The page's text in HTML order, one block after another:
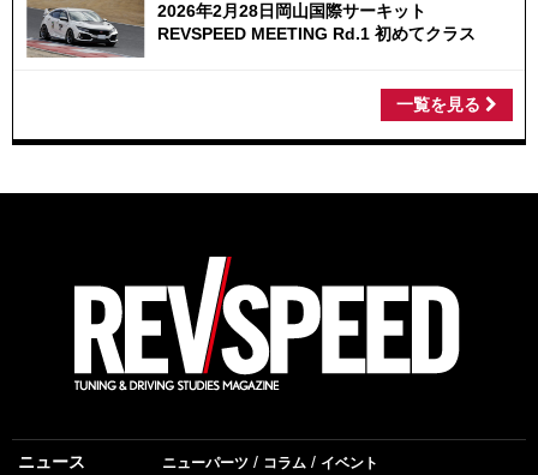
2026年2月28日岡山国際サーキット
REVSPEED MEETING Rd.1 初めてクラス
一覧を見る
ニュース ニューパーツ コラム イベント